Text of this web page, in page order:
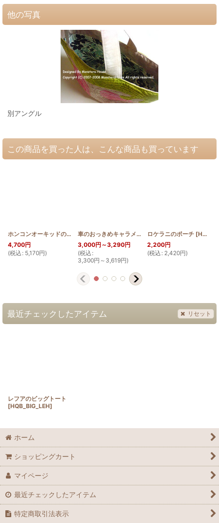
他の写真
別アングル
この商品を買った人は、こんな商品も買っています
ホンコンオーキッドのラウンドバッグミニ [HQRMINI_WGIN]
4,700円
(税込 : 5,170円)
車のおっきめキャラメルポーチ(バンタイプ) [
3,000円 ～3,290円
(税込 :
3,300円 ～3,619円)
ロケラニのポーチ [HQP_S_LOKE
2,200円
(税込 : 2,420円)
最近チェックしたアイテム リセット
レフアのビッグトート
[HQB_BIG_LEH]
ホーム
ショッピングカート
マイページ
最近チェックしたアイテム
特定商取引法表示